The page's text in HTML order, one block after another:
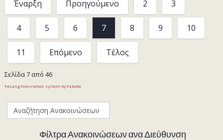
Έναρξη Προηγούμενο 2 3
4 5 6 7 8 9 10
11 Επόμενο Τέλος
Σελίδα 7 από 46
FaLang translation system by Faboba
Φίλτρα Ανακοινώσεων ανα Διεύθυνση